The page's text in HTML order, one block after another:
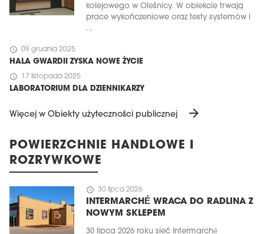
kolejowego w Oleśnicy. W obiekcie trwają
prace wykończeniowe oraz testy systemów i
...
schedule 09 grudnia 2025
HALA GWARDII ZYSKA NOWE ŻYCIE
schedule 17 listopada 2025
LABORATORIUM DLA DZIENNIKARZY
Więcej w Obiekty użyteczności publicznej arrow_forward
POWIERZCHNIE HANDLOWE I
ROZRYWKOWE
schedule 30 lipca 2026
INTERMARCHÉ WRACA DO RADLINA Z
NOWYM SKLEPEM
30 lipca 2026 roku sieć Intermarché